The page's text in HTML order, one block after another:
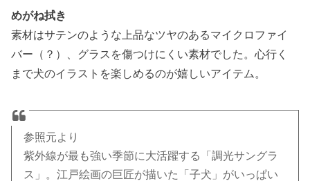
めがね拭き
素材はサテンのような上品なツヤのあるマイクロファイ
バー（？）、グラスを傷つけにくい素材でした。心行く
まで犬のイラストを楽しめるのが嬉しいアイテム。
参照元より
紫外線が最も強い季節に大活躍する「調光サングラ
ス」。江戸絵画の巨匠が描いた「子犬」がいっぱい